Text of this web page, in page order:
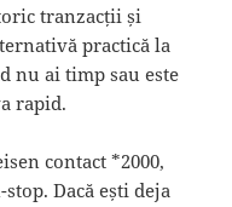
tranzacții și
practică la
nu ai timp sau este
rapid.
contact *2000,
Dacă ești deja